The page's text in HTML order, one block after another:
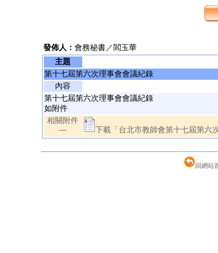
發佈人： 會務秘書／閻玉華
主題
第十七屆第六次理事會會議紀錄
內容
第十七屆第六次理事會會議紀錄
如附件
相關附件
一
下載「台北市教師會第十七屆第六
回網站